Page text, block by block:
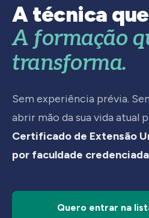
A técnica
A formação
transforma.
Sem experiência prévia.
abrir mão da sua vida atual
Certificado de Extensão
por faculdade
Quero entrar na